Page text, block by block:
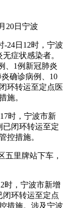
20日宁波
-24日12时，宁波
症状感染者。
、1例新冠肺炎
确诊病例、10
环转运至定点医
施。
时，宁波市新
已闭环转运至定
控措施。
五里牌站下车，
时，宁波市新增
闭环转运至定点
措施。涉及宁波